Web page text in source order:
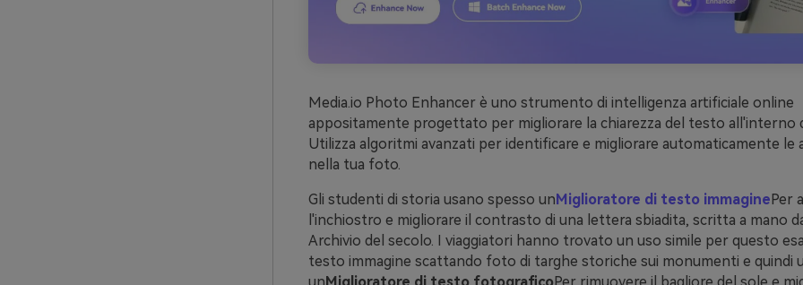
Media.io Photo Enhancer è uno strumento di intelligenza artificiale online
appositamente progettato per migliorare la chiarezza del testo all'interno
Utilizza algoritmi avanzati per identificare e migliorare automaticamente le
nella tua foto.
Gli studenti di storia usano spesso unMiglioratore di testo immaginePer
l'inchiostro e migliorare il contrasto di una lettera sbiadita, scritta a mano
Archivio del secolo. I viaggiatori hanno trovato un uso simile per questo
testo immagine scattando foto di targhe storiche sui monumenti e quindi